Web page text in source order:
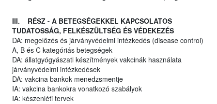
III. RÉSZ - A BETEGSÉGEKKEL KAPCSOLATOS
TUDATOSSÁG, FELKÉSZÜLTSÉG ÉS VÉDEKEZÉS
DA: megelőzés és járványvédelmi intézkedés (disease control)
A, B és C kategóriás betegségek
DA: állatgyógyászati készítmények vakcinák használata
járványvédelmi intézkedések
DA: vakcina bankok menedzsmentje
IA: vakcina bankokra vonatkozó szabályok
IA: készenléti tervek